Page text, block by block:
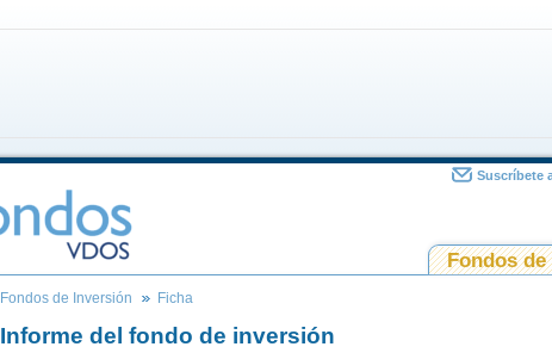
Suscríbete
Fondos
Fondos de Inversión Ficha
Informe del fondo de inversión